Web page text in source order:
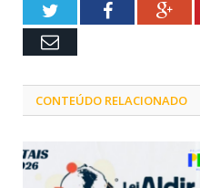
TwitterFacebook
Email
CONTEÚDO RELACIONADO